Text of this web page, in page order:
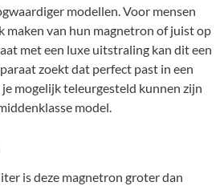
modellen. Voor mensen
maken van hun magnetron of juist op
met een luxe uitstraling kan dit een
zoekt dat perfect past in een
mogelijk teleurgesteld kunnen zijn
model.
is deze magnetron groter dan